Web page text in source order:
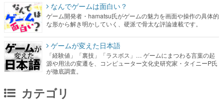
ゲームが変えた日本語
「経験値」「裏技」「ラスボス」… ゲームにまつわる言葉の起
源や用法の変遷を、コンピューター文化史研究家・タイニーP氏
カテゴリ
マンガ